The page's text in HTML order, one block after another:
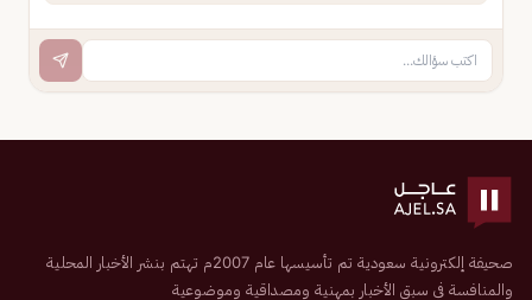
صحيفة إلكترونية سعودية تم تأسيسها عام 2007م تهتم بنشر الأخبار المحلية
والمنافسة في سبق الأخبار بمهنية ومصداقية وموضوعية